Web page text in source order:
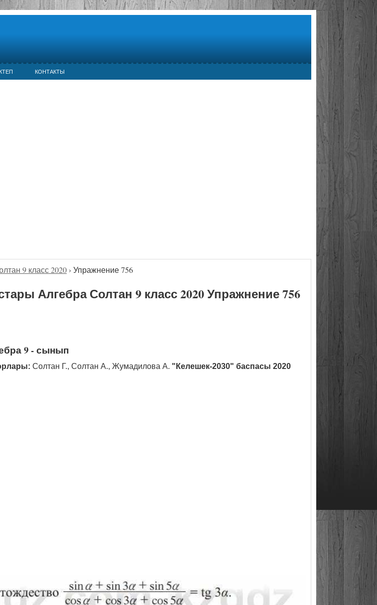
КОНТАКТЫ
9 класс 2020 › Упражнение 756
Алгебра Солтан 9 класс 2020 Упражнение 756
9 - сынып
Солтан Г., Солтан А., Жумадилова А. "Келешек-2030" баспасы 2020